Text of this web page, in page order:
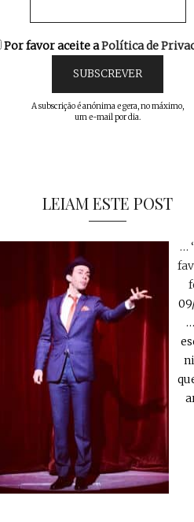
Por favor aceite aPolítica de
A subscrição é anónima e gera, no máximo,
um e-mail por dia.
LEIAM ESTE POST
…